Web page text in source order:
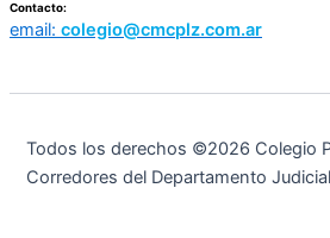
Contacto:
email: colegio@cmcplz.com.ar
Todos los derechos ©2026 Colegio
Corredores del Departamento